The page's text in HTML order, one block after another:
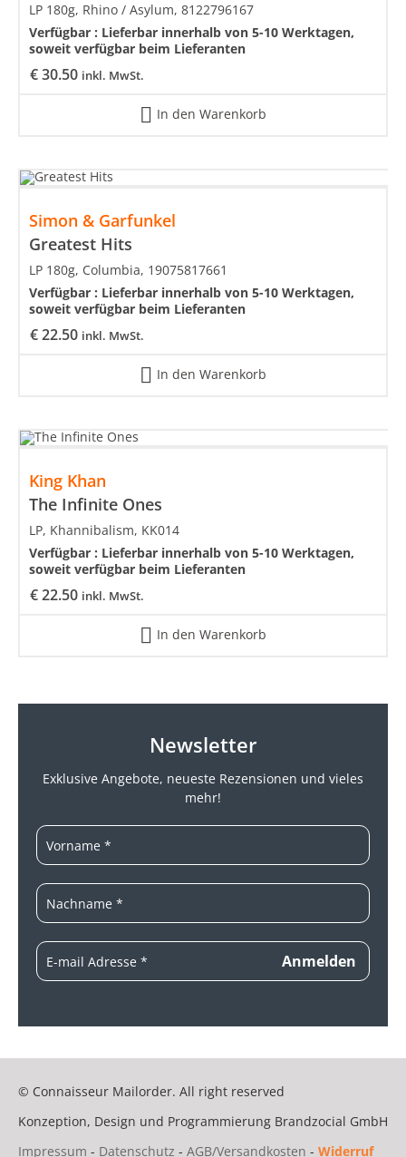
€30.50 inkl. MwSt.
LP 180g, Rhino / Asylum, 8122796167
Verfügbar : Lieferbar innerhalb von 5-10 Werktagen,
soweit verfügbar beim Lieferanten
In den Warenkorb
Simon & Garfunkel
Greatest Hits
€22.50 inkl. MwSt.
LP 180g, Columbia, 19075817661
Verfügbar : Lieferbar innerhalb von 5-10 Werktagen,
soweit verfügbar beim Lieferanten
In den Warenkorb
King Khan
The Infinite Ones
€22.50 inkl. MwSt.
LP, Khannibalism, KK014
Verfügbar : Lieferbar innerhalb von 5-10 Werktagen,
soweit verfügbar beim Lieferanten
In den Warenkorb
Newsletter
Exklusive Angebote, neueste Rezensionen und vieles
mehr!
© Connaisseur Mailorder. All right reserved
Konzeption, Design und Programmierung Brandzocial GmbH
Impressum - Datenschutz - AGB/Versandkosten - Widerruf